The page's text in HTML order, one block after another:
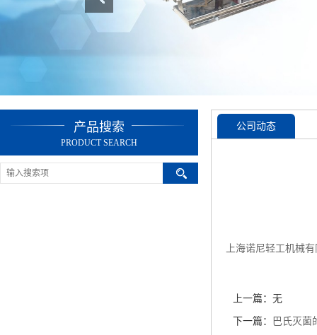
产品搜索
PRODUCT SEARCH
公司动态
上海诺尼轻工机械
上一篇：无
下一篇： 巴氏灭菌